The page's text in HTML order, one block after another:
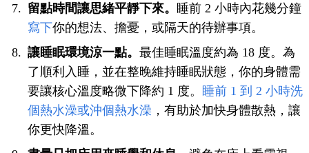
留點時間讓思緒平靜下來。 睡前 2 小時內花幾分鐘
寫下你的想法、擔憂，或隔天的待辦事項。
讓睡眠環境涼一點。 最佳睡眠溫度約為 18 度。為
了順利入睡，並在整晚維持睡眠狀態，你的身體需
要讓核心溫度略微下降約 1 度。 睡前 1 到 2 小時洗
個熱水澡或沖個熱水澡 ，有助於加快身體散熱，讓
你更快降溫。